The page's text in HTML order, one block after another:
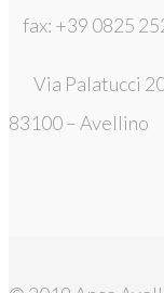
fax: +39 0825
Via Palatucci
83100 – Avellino